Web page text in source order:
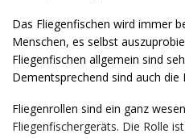
Das Fliegenfischen wird immer
Menschen, es selbst
Fliegenfischen allgemein sind
Dementsprechend sind auch die
Fliegenrollen sind ein ganz
Fliegenfischergeräts. Die Rolle